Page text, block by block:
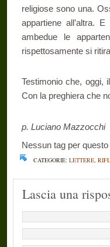
religiose sono una.
appartiene all’altra.
ambedue le
rispettosamente si
Testimonio che, oggi,
Con la preghiera che
p. Luciano Mazzocchi
Nessun tag per questo
CATEGORIE: LETTERE,
Lascia una